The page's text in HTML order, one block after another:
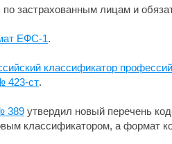
по застрахованным лицам и
ЕФС-1.
классификатор
423-ст.
389 утвердил новый перечень
классификатором, а формат